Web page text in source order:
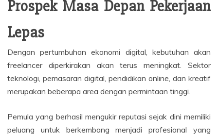
Prospek Masa Depan Pekerjaan
Lepas
Dengan pertumbuhan ekonomi digital, kebutuhan akan
freelancer diperkirakan akan terus meningkat. Sektor
teknologi, pemasaran digital, pendidikan online, dan kreatif
merupakan beberapa area dengan permintaan tinggi.
Pemula yang berhasil mengukir reputasi sejak dini memiliki
peluang untuk berkembang menjadi profesional yang